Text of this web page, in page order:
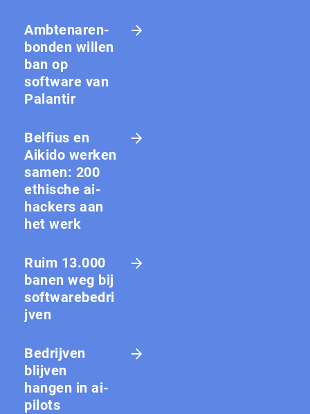
Amb­te­na­ren­
bon­den willen
ban op
software van
Palantir
Belfius en
Aikido werken
samen: 200
ethische ai-
hackers aan
het werk
Ruim 13.000
banen weg bij
softwarebedri
jven
Bedrijven
blijven
hangen in ai-
pilots